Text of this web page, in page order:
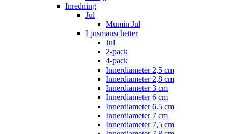
Inredning
Jul
Mumin Jul
Ljusmanschetter
Jul
2-pack
4-pack
Innerdiameter 2,5 cm
Innerdiameter 2,8 cm
Innerdiameter 3 cm
Innerdiameter 6 cm
Innerdiameter 6.5 cm
Innerdiameter 7 cm
Innerdiameter 7,5 cm